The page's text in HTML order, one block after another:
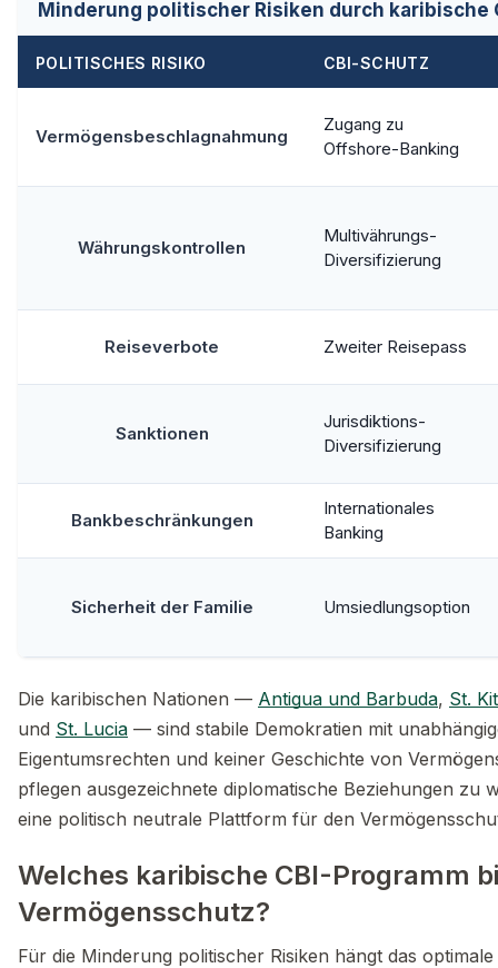
Minderung politischer Risiken durch karibische
POLITISCHES RISIKO CBI-SCHUTZ
Vermögensbeschlagnahmung
Zugang zu
Offshore-Banking
Währungskontrollen
Multivährungs-
Diversifizierung
Reiseverbote Zweiter Reisepass
Sanktionen
Jurisdiktions-
Diversifizierung
Bankbeschränkungen
Internationales
Banking
Sicherheit der Familie Umsiedlungsoption
Die karibischen Nationen — Antigua und Barbuda, St.
und St. Lucia — sind stabile Demokratien mit
Eigentumsrechten und keiner Geschichte von
pflegen ausgezeichnete diplomatische Beziehungen zu
eine politisch neutrale Plattform für den
Welches karibische CBI-Programm
Vermögensschutz?
Für die Minderung politischer Risiken hängt das